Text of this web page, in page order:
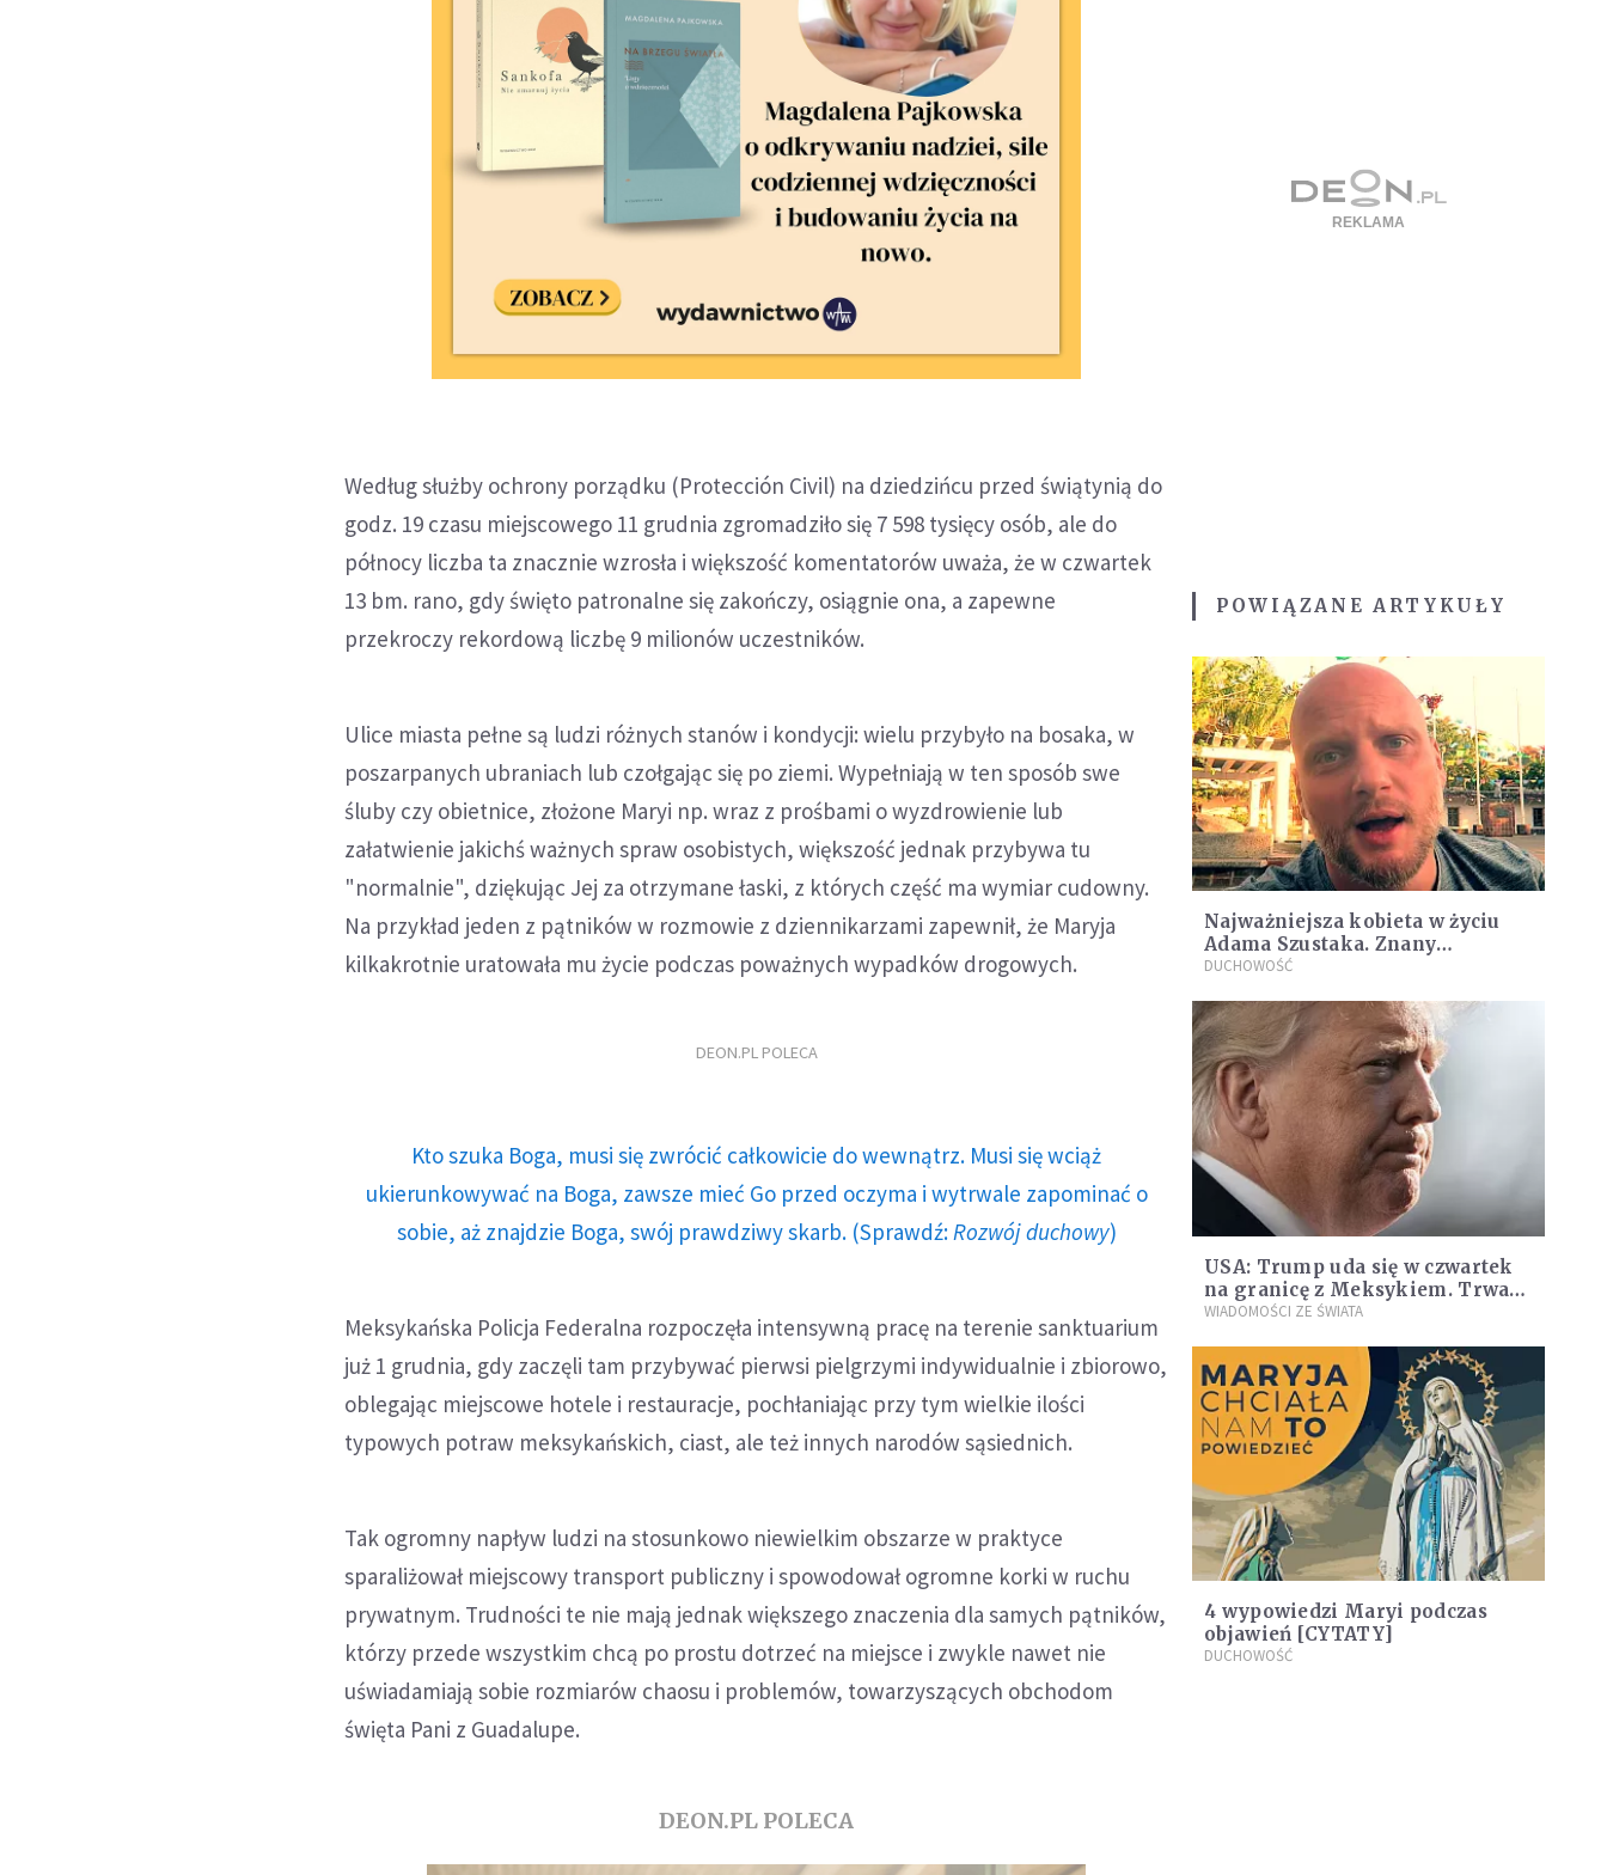
Według służby ochrony porządku (Protección Civil) na dziedzińcu przed świątynią do
godz. 19 czasu miejscowego 11 grudnia zgromadziło się 7 598 tysięcy osób, ale do
północy liczba ta znacznie wzrosła i większość komentatorów uważa, że w czwartek
13 bm. rano, gdy święto patronalne się zakończy, osiągnie ona, a zapewne
przekroczy rekordową liczbę 9 milionów uczestników.
Ulice miasta pełne są ludzi różnych stanów i kondycji: wielu przybyło na bosaka, w
poszarpanych ubraniach lub czołgając się po ziemi. Wypełniają w ten sposób swe
śluby czy obietnice, złożone Maryi np. wraz z prośbami o wyzdrowienie lub
załatwienie jakichś ważnych spraw osobistych, większość jednak przybywa tu
"normalnie", dziękując Jej za otrzymane łaski, z których część ma wymiar cudowny.
Na przykład jeden z pątników w rozmowie z dziennikarzami zapewnił, że Maryja
kilkakrotnie uratowała mu życie podczas poważnych wypadków drogowych.
DEON.PL POLECA
Kto szuka Boga, musi się zwrócić całkowicie do wewnątrz. Musi się wciąż
ukierunkowywać na Boga, zawsze mieć Go przed oczyma i wytrwale zapominać o
sobie, aż znajdzie Boga, swój prawdziwy skarb. (Sprawdź: Rozwój duchowy)
Meksykańska Policja Federalna rozpoczęła intensywną pracę na terenie sanktuarium
już 1 grudnia, gdy zaczęli tam przybywać pierwsi pielgrzymi indywidualnie i zbiorowo,
oblegając miejscowe hotele i restauracje, pochłaniając przy tym wielkie ilości
typowych potraw meksykańskich, ciast, ale też innych narodów sąsiednich.
Tak ogromny napływ ludzi na stosunkowo niewielkim obszarze w praktyce
sparaliżował miejscowy transport publiczny i spowodował ogromne korki w ruchu
prywatnym. Trudności te nie mają jednak większego znaczenia dla samych pątników,
którzy przede wszystkim chcą po prostu dotrzeć na miejsce i zwykle nawet nie
uświadamiają sobie rozmiarów chaosu i problemów, towarzyszących obchodom
święta Pani z Guadalupe.
DEON.PL POLECA
POWIĄZANE ARTYKUŁY
Najważniejsza kobieta w życiu
Adama Szustaka. Znany
dominikanin chce Ci ją
DUCHOWOŚĆ
USA: Trump uda się w czwartek
na granicę z Meksykiem. Trwa
spór o finansowanie muru
WIADOMOŚCI ZE ŚWIATA
4 wypowiedzi Maryi podczas
objawień [CYTATY]
DUCHOWOŚĆ